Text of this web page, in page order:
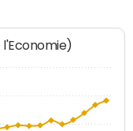
l'Economie)